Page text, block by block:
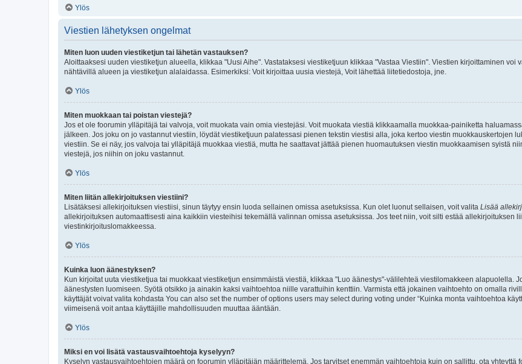
Ylös
Viestien lähetyksen ongelmat
Miten luon uuden viestiketjun tai lähetän vastauksen?
Aloittaaksesi uuden viestiketjun alueella, klikkaa "Uusi Aihe". Vastataksesi viestiketjuun klikkaa "Vastaa Viestiin". Viestien kirjoittaminen
nähtävillä alueen ja viestiketjun alalaidassa. Esimerkiksi: Voit kirjoittaa uusia viestejä, Voit lähettää liitetiedostoja, jne.
Ylös
Miten muokkaan tai poistan viestejä?
Jos et ole foorumin ylläpitäjä tai valvoja, voit muokata vain omia viestejäsi. Voit muokata viestiä klikkaamalla muokkaa-painiketta
jälkeen. Jos joku on jo vastannut viestiin, löydät viestiketjuun palatessasi pienen tekstin viestisi alla, joka kertoo viestin muokkauskertojen
viestiin. Se ei näy, jos valvoja tai ylläpitäjä muokkaa viestiä, mutta he saattavat jättää pienen huomautuksen viestin muokkaamisen syistä
viestejä, jos niihin on joku vastannut.
Ylös
Miten liitän allekirjoituksen viestiini?
Lisätäksesi allekirjoituksen viestiisi, sinun täytyy ensin luoda sellainen omissa asetuksissa. Kun olet luonut sellaisen, voit valita Lisää
allekirjoituksen automaattisesti aina kaikkiin viesteihisi tekemällä valinnan omissa asetuksissa. Jos teet niin, voit silti estää allekirjoituksen
viestinkirjoituslomakkeessa.
Ylös
Kuinka luon äänestyksen?
Kun kirjoitat uuta viestiketjua tai muokkaat viestiketjun ensimmäistä viestiä, klikkaa "Luo äänestys"-välilehteä viestilomakkeen alapuolella.
äänestysten luomiseen. Syötä otsikko ja ainakin kaksi vaihtoehtoa niille varattuihin kenttiin. Varmista että jokainen vaihtoehto on omalla
käyttäjät voivat valita kohdasta You can also set the number of options users may select during voting under “Kuinka monta vaihtoehtoa
viimeisenä voit antaa käyttäjille mahdollisuuden muuttaa ääntään.
Ylös
Miksi en voi lisätä vastausvaihtoehtoja kyselyyn?
Kyselyn vastausvaihtoehtojen määrä on foorumin ylläpitäjän määrittelemä. Jos tarvitset enemmän vaihtoehtoja kuin on sallittu, ota yhteyttä